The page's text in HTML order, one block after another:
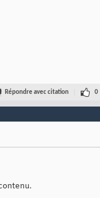
Répondre avec citation 0